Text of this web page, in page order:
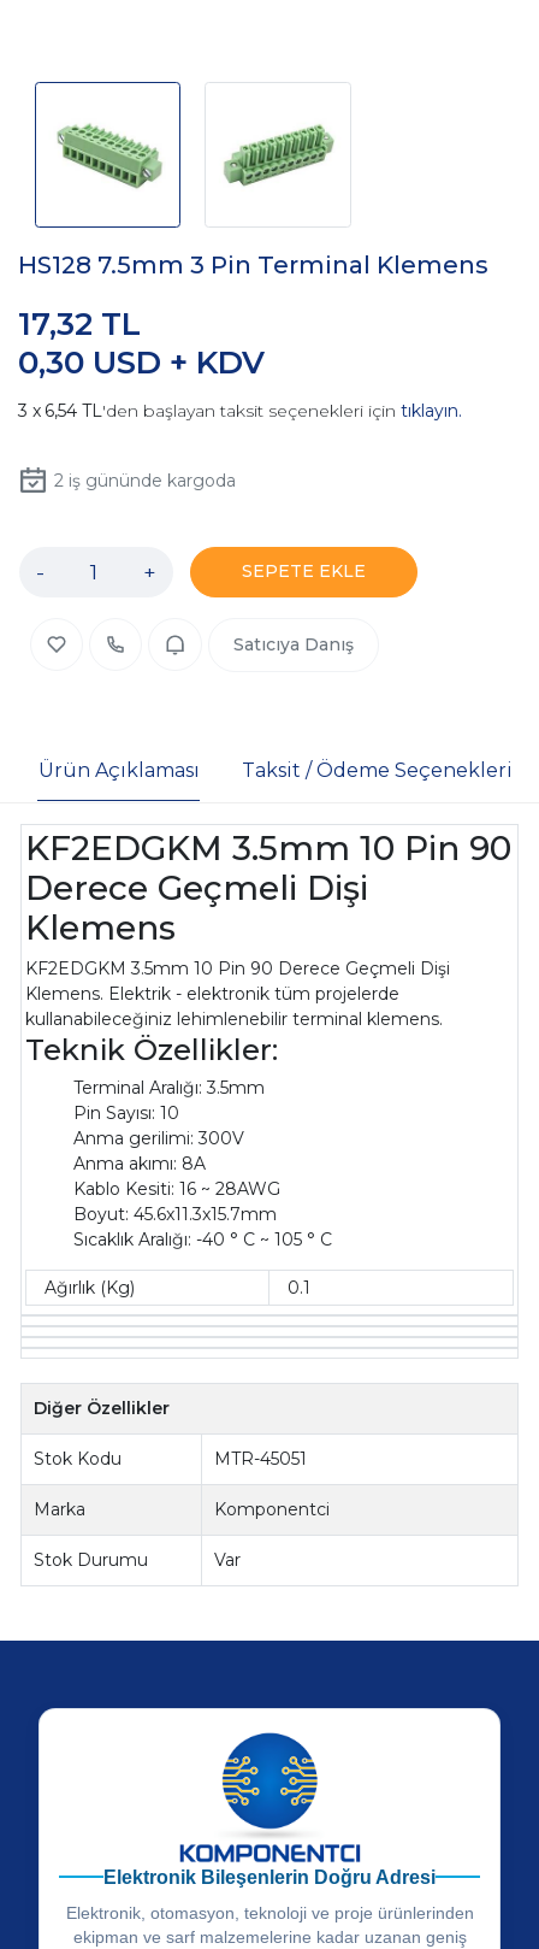
HS128 7.5mm 3 Pin Terminal Klemens
0,30 USD + KDV
17,32 TL
6,54 TL'den başlayan taksit seçenekleri için tıklayın.
2iş gününde kargoda
- + SEPETE EKLE
Satıcıya Danış
Ürün Açıklaması Taksit / Ödeme Seçenekleri
KF2EDGKM 3.5mm 10 Pin 90
Derece Geçmeli Dişi
Klemens
KF2EDGKM 3.5mm 10 Pin 90 Derece Geçmeli Dişi
Klemens. Elektrik - elektronik tüm projelerde
kullanabileceğiniz lehimlenebilir terminal klemens.
Teknik Özellikler:
Terminal Aralığı: 3.5mm
Pin Sayısı: 10
Anma gerilimi: 300V
Anma akımı: 8A
Kablo Kesiti: 16 ~ 28AWG
Boyut: 45.6x11.3x15.7mm
Sıcaklık Aralığı: -40 ° C ~ 105 ° C
Ağırlık (Kg) 0.1
Diğer Özellikler
Stok Kodu MTR-45051
Marka Komponentci
Stok Durumu Var
Elektronik Bileşenlerin Doğru Adresi
Elektronik, otomasyon, teknoloji ve proje ürünlerinden
ekipman ve sarf malzemelerine kadar uzanan geniş